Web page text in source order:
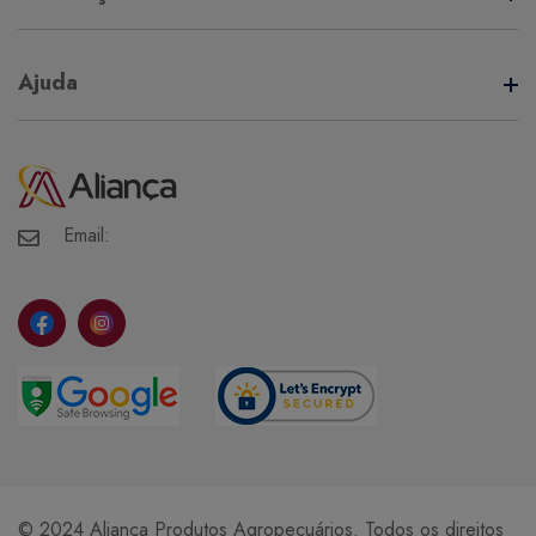
Termos de Uso
Ajuda
Minha Conta
Meus Pedidos
Meus Favoritos
Email:
© 2024 Aliança Produtos Agropecuários. Todos os direitos